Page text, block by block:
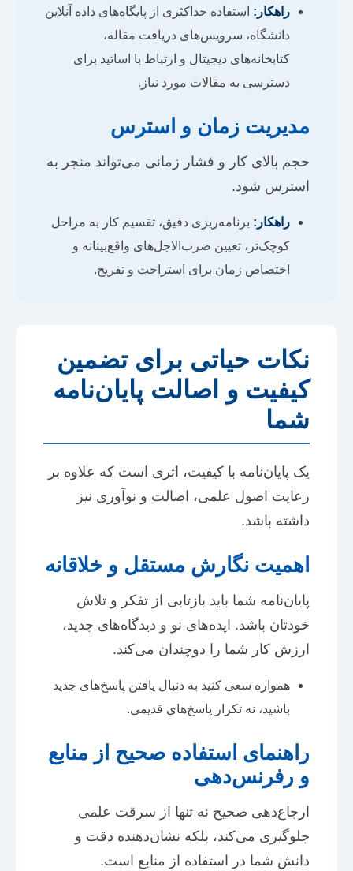
راهکار: استفاده حداکثری از پایگاه‌های داده آنلاین
دانشگاه، سرویس‌های دریافت مقاله،
کتابخانه‌های دیجیتال و ارتباط با اساتید برای
دسترسی به مقالات مورد نیاز.
مدیریت زمان و استرس
حجم بالای کار و فشار زمانی می‌تواند منجر به
استرس شود.
راهکار: برنامه‌ریزی دقیق، تقسیم کار به مراحل
کوچک‌تر، تعیین ضرب‌الاجل‌های واقع‌بینانه و
اختصاص زمان برای استراحت و تفریح.
نکات حیاتی برای تضمین
کیفیت و اصالت پایان‌نامه
شما
یک پایان‌نامه با کیفیت، اثری است که علاوه بر
رعایت اصول علمی، اصالت و نوآوری نیز
داشته باشد.
اهمیت نگارش مستقل و خلاقانه
پایان‌نامه شما باید بازتابی از تفکر و تلاش
خودتان باشد. ایده‌های نو و دیدگاه‌های جدید،
ارزش کار شما را دوچندان می‌کند.
همواره سعی کنید به دنبال یافتن پاسخ‌های جدید
باشید، نه تکرار پاسخ‌های قدیمی.
راهنمای استفاده صحیح از منابع
و رفرنس‌دهی
ارجاع‌دهی صحیح نه تنها از سرقت علمی
جلوگیری می‌کند، بلکه نشان‌دهنده دقت و
دانش شما در استفاده از منابع است.